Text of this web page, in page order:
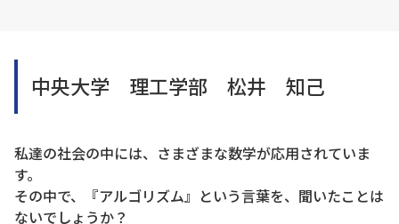
中央大学 理工学部 松井 知己
私達の社会の中には、さまざまな数学が応用されていま
す。
その中で、『アルゴリズム』という言葉を、聞いたことは
ないでしょうか？